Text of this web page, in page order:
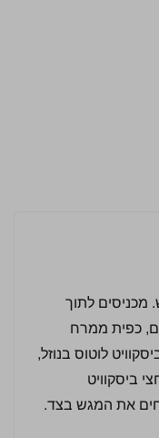
לתוך
כפית ממרח
לוטוס בנוזל,
ביסקוויט
את המגש בצד.